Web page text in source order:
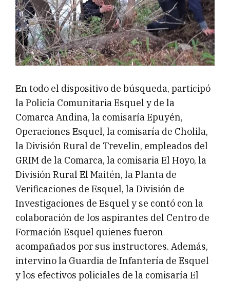
En todo el dispositivo de búsqueda, participó
la Policía Comunitaria Esquel y de la
Comarca Andina, la comisaría Epuyén,
Operaciones Esquel, la comisaría de Cholila,
la División Rural de Trevelin, empleados del
GRIM de la Comarca, la comisaria El Hoyo, la
División Rural El Maitén, la Planta de
Verificaciones de Esquel, la División de
Investigaciones de Esquel y se contó con la
colaboración de los aspirantes del Centro de
Formación Esquel quienes fueron
acompañados por sus instructores. Además,
intervino la Guardia de Infantería de Esquel
y los efectivos policiales de la comisaría El